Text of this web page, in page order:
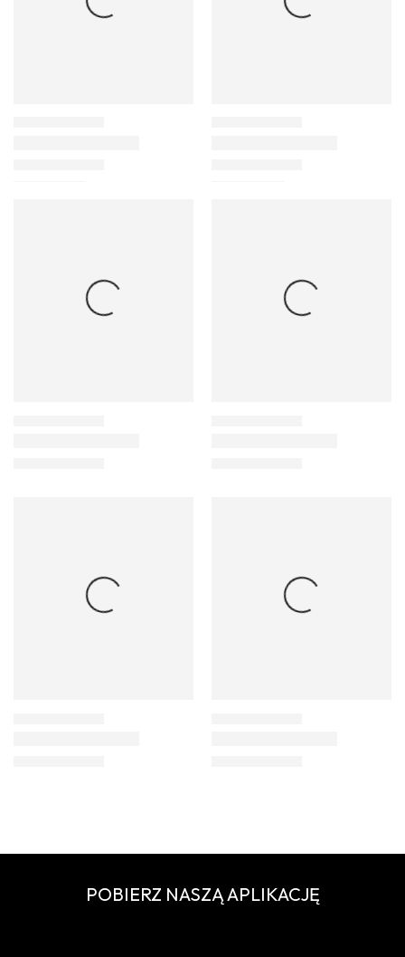
POBIERZ NASZĄ APLIKACJĘ